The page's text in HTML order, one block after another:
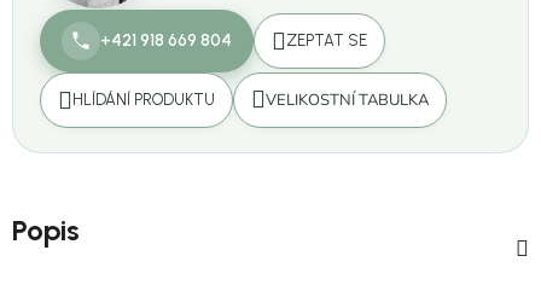
+421 918 669 804 ZEPTAT SE
HLÍDÁNÍ PRODUKTU VELIKOSTNÍ TABULKA
Popis